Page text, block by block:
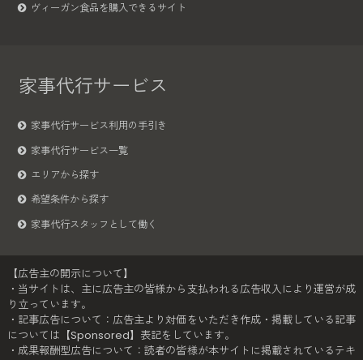
ヴィーガン食品を購入できるサイト
家事代行サービス
家事代行サービス利用の手引き
家事代行サービス一覧
エリアから探す
希望条件から探す
家事代行スタッフとして働く
【広告主の開示について】
・当サイトは、主に広告主の皆様から支払われる広告収入により運営が成
り立っています。
・記事広告について：広告主より対価をいただき作成・掲載している記事
については【Sponsored】表記をしています。
・成果報酬型広告について：読者の皆様が本サイトに掲載されているテキ